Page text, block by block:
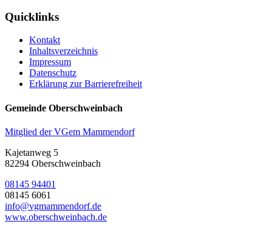
Quicklinks
Kontakt
Inhaltsverzeichnis
Impressum
Datenschutz
Erklärung zur Barrierefreiheit
Gemeinde Oberschweinbach
Mitglied der VGem Mammendorf
Kajetanweg 5
82294 Oberschweinbach
08145 94401
08145 6061
info@vgmammendorf.de
www.oberschweinbach.de